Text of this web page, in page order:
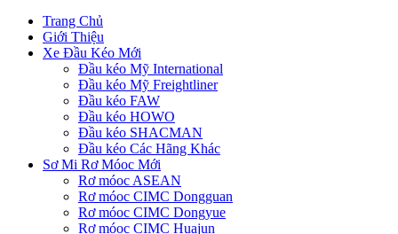
Trang Chủ
Giới Thiệu
Xe Đầu Kéo Mới
Đầu kéo Mỹ International
Đầu kéo Mỹ Freightliner
Đầu kéo FAW
Đầu kéo HOWO
Đầu kéo SHACMAN
Đầu kéo Các Hãng Khác
Sơ Mi Rơ Móoc Mới
Rơ móoc ASEAN
Rơ móoc CIMC Dongguan
Rơ móoc CIMC Dongyue
Rơ móoc CIMC Huajun